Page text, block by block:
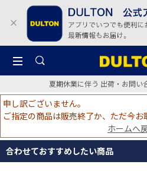
夏期休業に伴う 出荷・お問い
申し訳ございません。
ご指定の商品は販売終了か、ただ今お
ホームへ
合わせておすすめしたい商品